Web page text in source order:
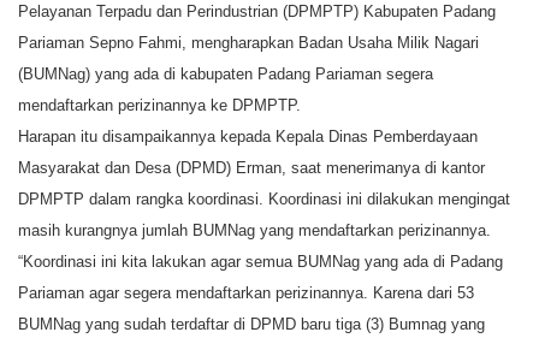
Pelayanan Terpadu dan Perindustrian (DPMPTP) Kabupaten Padang
Pariaman Sepno Fahmi, mengharapkan Badan Usaha Milik Nagari
(BUMNag) yang ada di kabupaten Padang Pariaman segera
mendaftarkan perizinannya ke DPMPTP.
Harapan itu disampaikannya kepada Kepala Dinas Pemberdayaan
Masyarakat dan Desa (DPMD) Erman, saat menerimanya di kantor
DPMPTP dalam rangka koordinasi. Koordinasi ini dilakukan mengingat
masih kurangnya jumlah BUMNag yang mendaftarkan perizinannya.
“Koordinasi ini kita lakukan agar semua BUMNag yang ada di Padang
Pariaman agar segera mendaftarkan perizinannya. Karena dari 53
BUMNag yang sudah terdaftar di DPMD baru tiga (3) Bumnag yang